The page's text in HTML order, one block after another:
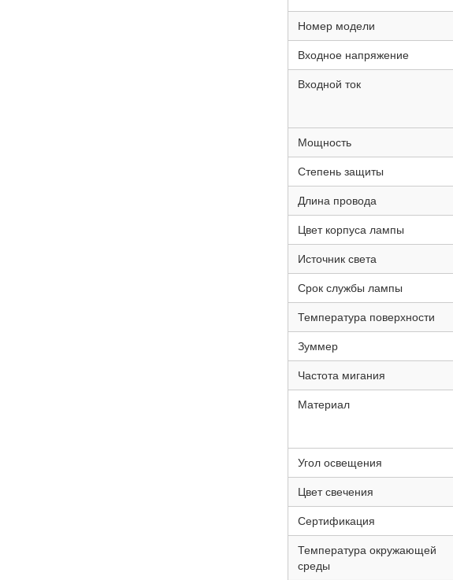
Номер модели
Входное напряжение
Входной ток
Мощность
Степень защиты
Длина провода
Цвет корпуса лампы
Источник света
Срок службы лампы
Температура поверхности
Зуммер
Частота мигания
Материал
Угол освещения
Цвет свечения
Сертификация
Температура окружающей
среды